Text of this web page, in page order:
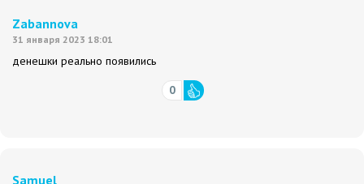
Zabannova
31 января 2023 18:01
денешки реально появились
0
Samuel